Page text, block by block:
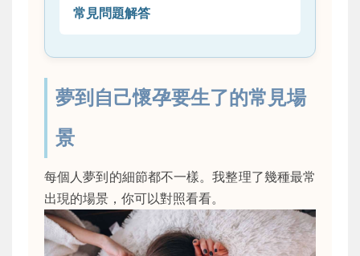
常見問題解答
夢到自己懷孕要生了的常見場
景
每個人夢到的細節都不一樣。我整理了幾種最常
出現的場景，你可以對照看看。